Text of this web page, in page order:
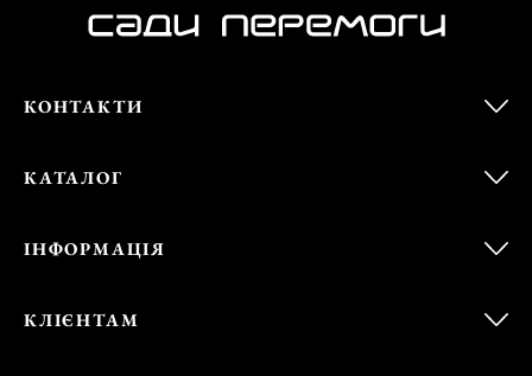
КОНТАКТИ
КАТАЛОГ
ІНФОРМАЦІЯ
КЛІЄНТАМ